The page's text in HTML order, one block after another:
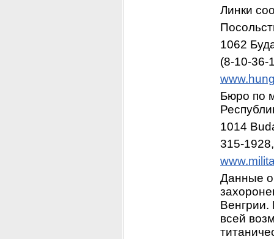
Линки
1062
(8-10-36-
Бюро по
1014
315-
Данные
Венгрии.
всей